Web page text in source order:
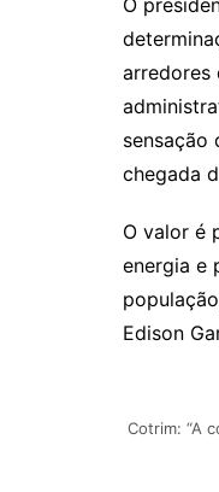
O
arredores
sensação
chegada
O valor é
energia e
Edison
Cotrim: “A